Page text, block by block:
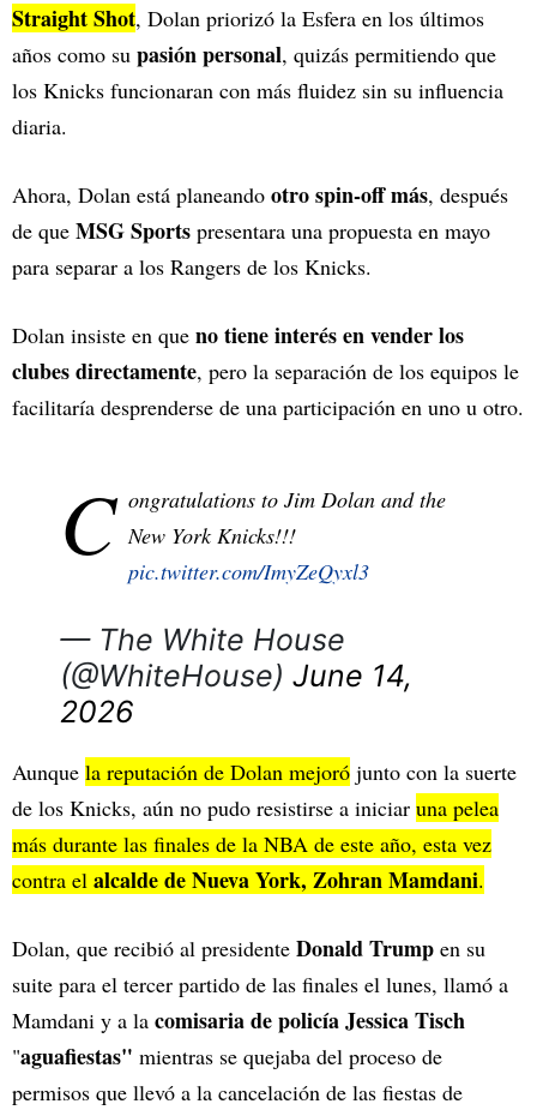
Straight Shot, Dolan priorizó la Esfera en los últimos
años como su pasión personal, quizás permitiendo que
los Knicks funcionaran con más fluidez sin su influencia
diaria.
Ahora, Dolan está planeando otro spin-off más, después
de que MSG Sports presentara una propuesta en mayo
para separar a los Rangers de los Knicks.
Dolan insiste en que no tiene interés en vender los
clubes directamente, pero la separación de los equipos le
facilitaría desprenderse de una participación en uno u otro.
C ongratulations to Jim Dolan and the
New York Knicks!!!
pic.twitter.com/ImyZeQyxl3
— The White House
(@WhiteHouse) June 14,
2026
Aunque la reputación de Dolan mejoró junto con la suerte
de los Knicks, aún no pudo resistirse a iniciar una pelea
más durante las finales de la NBA de este año, esta vez
contra el alcalde de Nueva York, Zohran Mamdani.
Dolan, que recibió al presidente Donald Trump en su
suite para el tercer partido de las finales el lunes, llamó a
Mamdani y a la comisaria de policía Jessica Tisch
"aguafiestas" mientras se quejaba del proceso de
permisos que llevó a la cancelación de las fiestas de